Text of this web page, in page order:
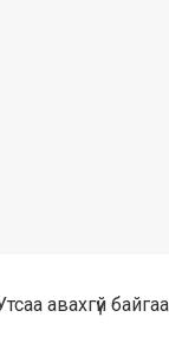
Утсаа авахгүй